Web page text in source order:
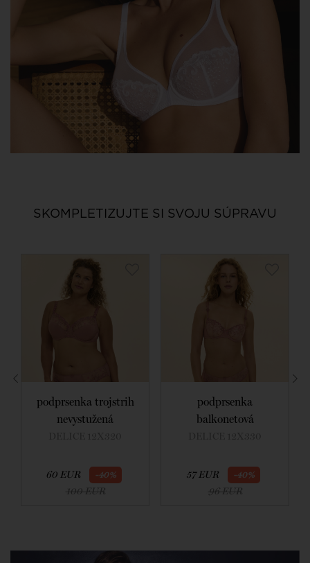
SKOMPLETIZUJTE SI SVOJU SÚPRAVU
podprsenka trojstrih
nevystužená
60 EUR -40%
100 EUR
podprsenka
balkonetová
57 EUR -40%
96 EUR